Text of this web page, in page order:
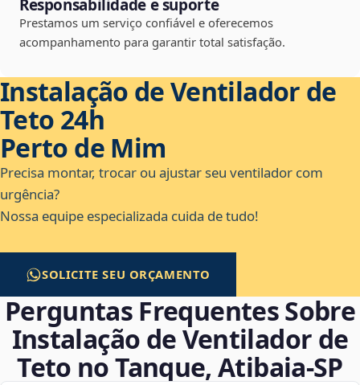
Responsabilidade e suporte
Prestamos um serviço confiável e oferecemos
acompanhamento para garantir total satisfação.
Instalação de Ventilador de
Teto 24h
Perto de Mim
Precisa montar, trocar ou ajustar seu ventilador com
urgência?
Nossa equipe especializada cuida de tudo!
SOLICITE SEU ORÇAMENTO
Perguntas Frequentes Sobre
Instalação de Ventilador de
Teto no Tanque, Atibaia‑SP